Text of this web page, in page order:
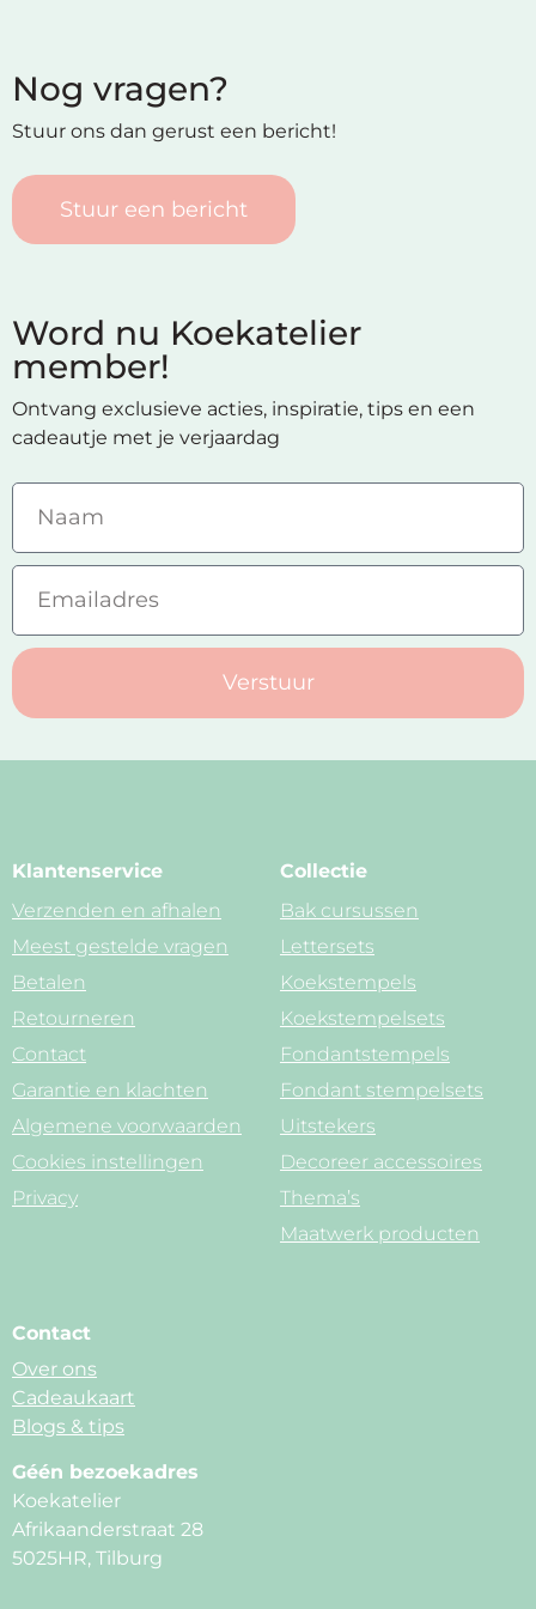
Maatwerk
Cursussen
Gratis
Nog vragen?
Stuur ons dan gerust een bericht!
Stuur een bericht
Word nu Koekatelier
member!
Ontvang exclusieve acties, inspiratie, tips en een
cadeautje met je verjaardag
Verstuur
Klantenservice
Verzenden en afhalen
Meest gestelde vragen
Betalen
Retourneren
Contact
Garantie en klachten
Algemene voorwaarden
Cookies instellingen
Privacy
Collectie
Bak cursussen
Lettersets
Koekstempels
Koekstempelsets
Fondantstempels
Fondant stempelsets
Uitstekers
Decoreer accessoires
Thema’s
Maatwerk producten
Contact
Over ons
Cadeaukaart
Blogs & tips
Géén bezoekadres
Koekatelier
Afrikaanderstraat 28
5025HR, Tilburg